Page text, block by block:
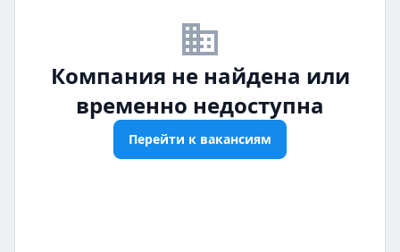
business_off
Компания не найдена или
временно недоступна
Перейти к вакансиям